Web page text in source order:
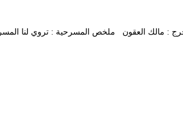
العقون المخرج : مالك العقون ملخص المسرحية :